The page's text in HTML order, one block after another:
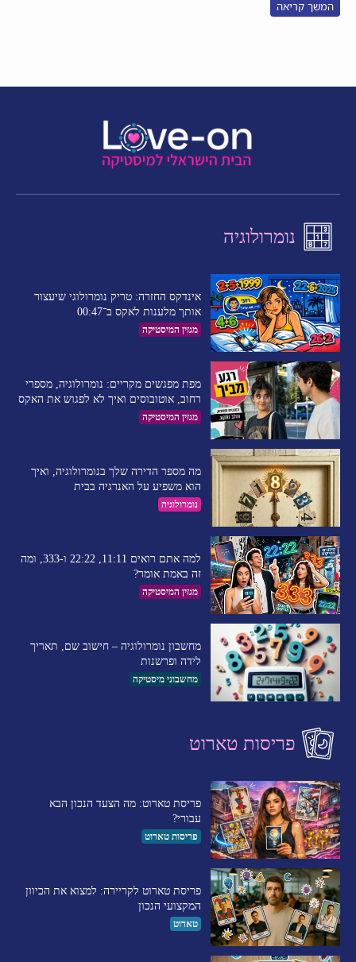
המשך קריאה
נומרולוגיה
אינדקס החזרה: טריק נומרולוגי שיעצור
אותך מלענות לאקס ב־00:47
מגזין המיסטיקה
מפת מפגשים מקריים: נומרולוגיה, מספרי
רחוב, אוטובוסים ואיך לא לפגוש את האקס
מגזין המיסטיקה
מה מספר הדירה שלך בנומרולוגיה, ואיך
הוא משפיע על האנרגיה בבית
נומרולוגיה
למה אתם רואים 11:11, 22:22 ו-333, ומה
זה באמת אומר?
מגזין המיסטיקה
מחשבון נומרולוגיה – חישוב שם, תאריך
לידה ופרשנות
מחשבוני מיסטיקה
פריסות טארוט
פריסת טארוט: מה הצעד הנכון הבא
עבורי?
פריסות טארוט
פריסת טארוט לקריירה: למצוא את הכיוון
המקצועי הנכון
טארוט